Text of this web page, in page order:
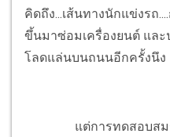
คิดถึง...เส้นทางนักแข่งรถ
ขึ้นมาซ่อมเครื่องยนต์ แล
โลดแล่นบนถนนอีกครั้งนึง
แต่การทดสอบสม